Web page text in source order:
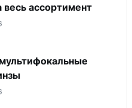
весь ассортимент